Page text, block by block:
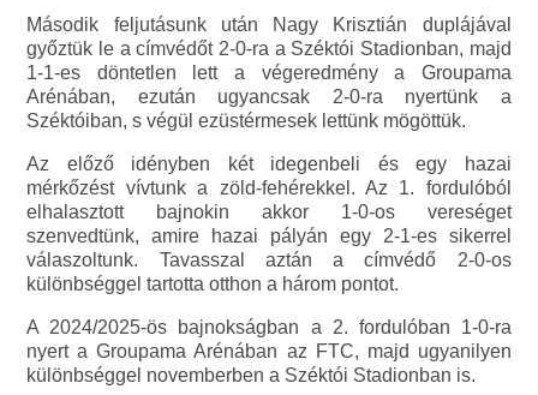
Második feljutásunk után Nagy Krisztián duplájával
győztük le a címvédőt 2-0-ra a Széktói Stadionban, majd
1-1-es döntetlen lett a végeredmény a Groupama
Arénában, ezután ugyancsak 2-0-ra nyertünk a
Széktóiban, s végül ezüstérmesek lettünk mögöttük.
Az előző idényben két idegenbeli és egy hazai
mérkőzést vívtunk a zöld-fehérekkel. Az 1. fordulóból
elhalasztott bajnokin akkor 1-0-os vereséget
szenvedtünk, amire hazai pályán egy 2-1-es sikerrel
válaszoltunk. Tavasszal aztán a címvédő 2-0-os
különbséggel tartotta otthon a három pontot.
A 2024/2025-ös bajnokságban a 2. fordulóban 1-0-ra
nyert a Groupama Arénában az FTC, majd ugyanilyen
különbséggel novemberben a Széktói Stadionban is.